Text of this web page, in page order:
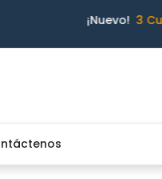
¡Nuevo! 3